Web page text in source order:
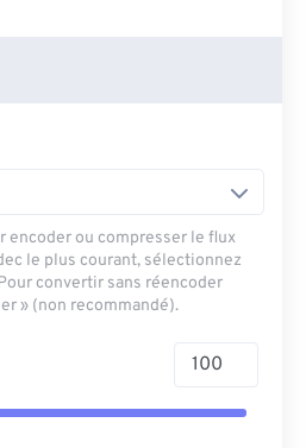
encoder ou compresser le flux
le plus courant, sélectionnez
convertir sans réencoder
» (non recommandé).